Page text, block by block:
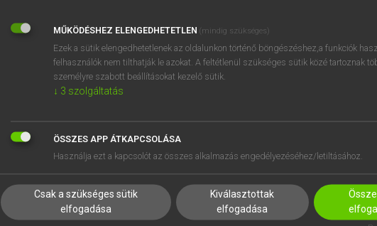
EGYÉNI FELHASZNÁLÓKNAK
TANULÓKNAK
SÚGÓ
RÓLUNK
MŰKÖDÉSHEZ ELENGEDHETETLEN (mindig szükséges)
Ezek a sütik elengedhetetlenek az oldalunkon történő böngészéshez,a funkciók
felhasználók nem tilthatják le azokat. A feltétlenül szükséges sütik közé tartoznak
személyre szabott beállításokat kezelő sütik.
↓ 3 szolgáltatás
ÖSSZES APP ÁTKAPCSOLÁSA
Használja ezt a kapcsolót az összes alkalmazás engedélyezéséhez/letiltásához.
Csak a szükséges sütik
elfogadása
Kiválasztottak
elfogadása